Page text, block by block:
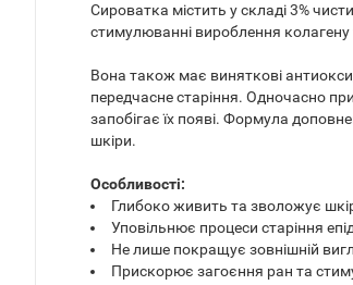
Сироватка містить у складі 3%
стимулюванні вироблення колагену
Вона також має виняткові
передчасне старіння. Одночасно
запобігає їх появі. Формула
шкіри.
Особливості:
Глибоко живить та зволожує
Уповільнює процеси старіння
Не лише покращує зовнішній
Прискорює загоєння ран та